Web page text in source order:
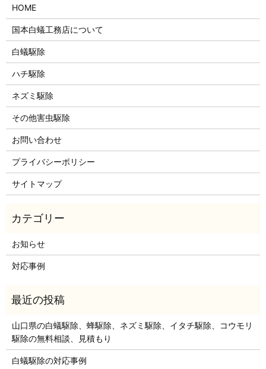
HOME
国本白蟻工務店について
白蟻駆除
ハチ駆除
ネズミ駆除
その他害虫駆除
お問い合わせ
プライバシーポリシー
サイトマップ
お知らせ
対応事例
山口県の白蟻駆除、蜂駆除、ネズミ駆除、イタチ駆除、コウモリ
駆除の無料相談、見積もり
白蟻駆除の対応事例